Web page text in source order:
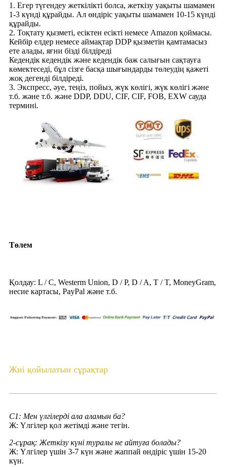
1. Егер түгендеу жеткілікті болса, жеткізу уақыты шамамен
1-3 күнді құрайды. Ал өндіріс уақыты шамамен 10-15 күнді
құрайды.
2. Тоқтату қызметі, есіктен есікті немесе Amazon қоймасы.
Кейбір елдер немесе аймақтар DDP қызметін қамтамасыз
ете алады, яғни бізді білдіреді
Кедендік кедендік және кедендік баж салығын сақтауға
көмектеседі, бұл сізге басқа шығындарды төлеудің қажеті
жоқ дегенді білдіреді.
3. Экспресс, әуе, теңіз, пойыз, жүк көлігі, жүк көлігі және
т.б. және т.б. және DDP, DDU, CIF, CIF, FOB, EXW сауда
термині.
Төлем
Қолдау: L / C, Westerm Union, D / P, D / A, T / T, MoneyGram,
несие картасы, PayPal және т.б.
Жиі қойылатын сұрақтар
С1: Мен үлгілерді ала аламын ба?
Ж: Үлгілер қол жетімді және тегін.
2-сұрақ: Жеткізу күні туралы не айтуға болады?
Ж: Үлгілер үшін 3-7 күн және жаппай өндіріс үшін 15-20
күн.